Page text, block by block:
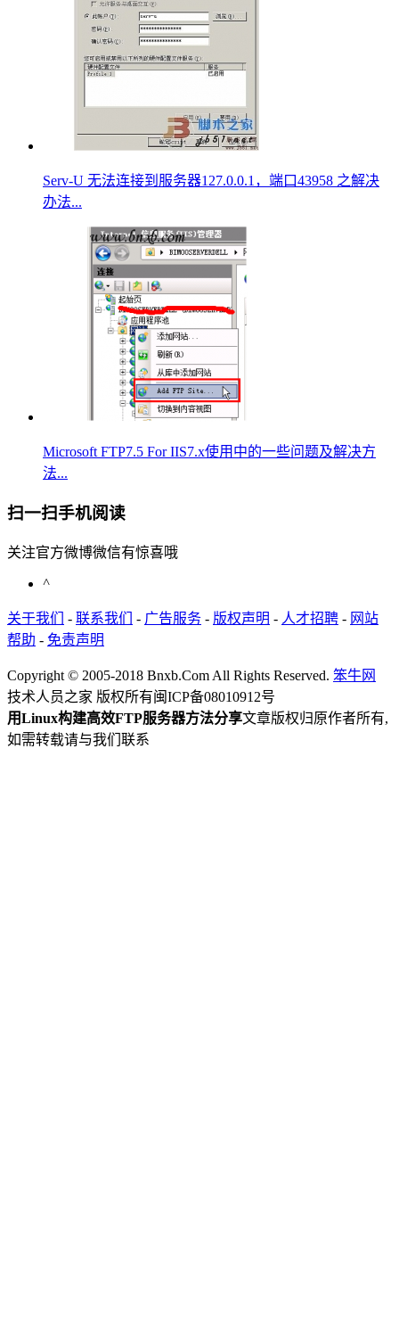
Serv-U 无法连接到服务器127.0.0.1，端口43958 之解决
办法...
Microsoft FTP7.5 For IIS7.x使用中的一些问题及解决方
法...
扫一扫手机阅读
关注官方微博微信有惊喜哦
^
关于我们 - 联系我们 - 广告服务 - 版权声明 - 人才招聘 - 网站
帮助 - 免责声明
Copyright © 2005-2018 Bnxb.Com All Rights Reserved. 笨牛网
技术人员之家 版权所有闽ICP备08010912号
用Linux构建高效FTP服务器方法分享文章版权归原作者所有,
如需转载请与我们联系